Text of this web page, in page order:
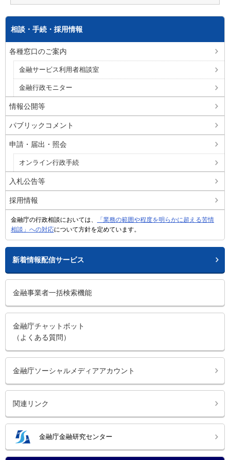
相談・手続・採用情報
各種窓口のご案内
金融サービス利用者相談室
金融行政モニター
情報公開等
パブリックコメント
申請・届出・照会
オンライン行政手続
入札公告等
採用情報
金融庁の行政相談においては、
「業務の範囲や程度を明らかに超える苦情
相談」への対応について方針を定めています。
新着情報配信サービス
金融事業者一括検索機能
金融庁チャットボット
（よくある質問）
金融庁ソーシャルメディアアカウント
関連リンク
金融庁金融研究センター